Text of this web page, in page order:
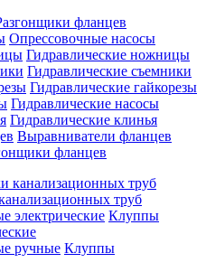
фланцев
Опрессовочные насосы
Гидравлические ножницы
Гидравлические съемники
Гидравлические гайкорезы
Гидравлические насосы
Гидравлические клинья
Выравниватели фланцев
фланцев
труб
Клуппы
Клуппы